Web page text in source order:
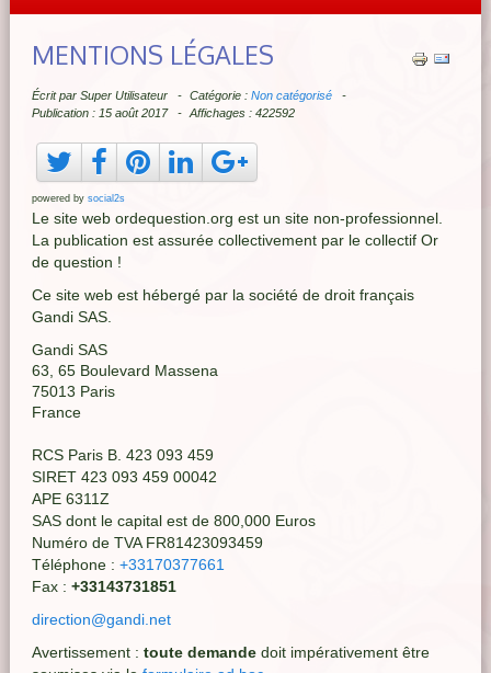
MENTIONS LÉGALES
Écrit par Super Utilisateur Catégorie : Non catégorisé
Publication : 15 août 2017
Affichages : 422592
powered by social2s
Le site web ordequestion.org est un site non-professionnel.
La publication est assurée collectivement par le collectif Or
de question !
Ce site web est hébergé par la société de droit français
Gandi SAS.
Gandi SAS
63, 65 Boulevard Massena
75013 Paris
France
RCS Paris B. 423 093 459
SIRET 423 093 459 00042
APE 6311Z
SAS dont le capital est de 800,000 Euros
Numéro de TVA FR81423093459
Téléphone : +33170377661
Fax : +33143731851
direction@gandi.net
Avertissement : toute demande doit impérativement être